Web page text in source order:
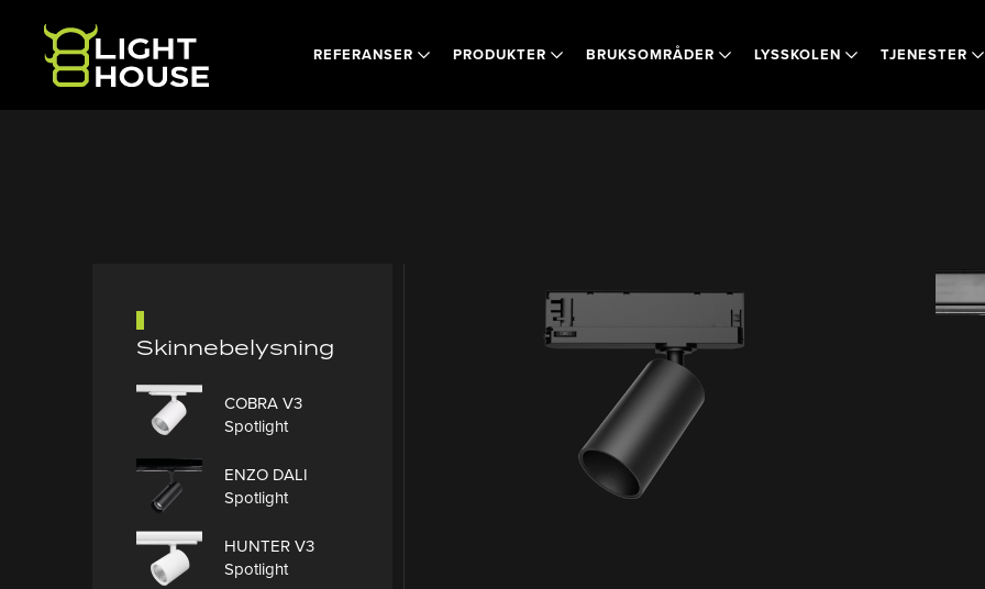
Skip to main content REFERANSER PRODUKTER BRUKSOMRÅDER LYSSKOLEN TJENESTER
Skinnebelysning
COBRA V3
Spotlight
ENZO DALI
Spotlight
HUNTER V3
Spotlight